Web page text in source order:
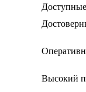
Высокий